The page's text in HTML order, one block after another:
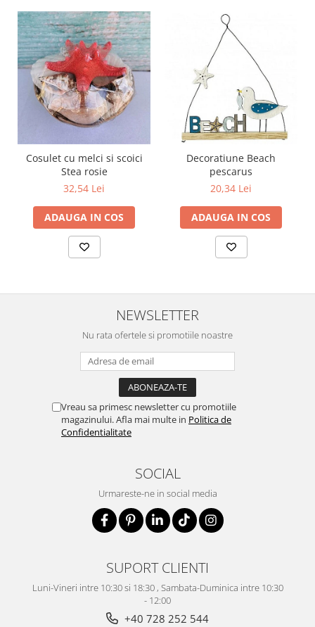
Cosulet cu melci si scoici
Stea rosie
32,54 Lei
ADAUGA IN COS
Decoratiune Beach
pescarus
20,34 Lei
ADAUGA IN COS
NEWSLETTER
Nu rata ofertele si promotiile noastre
Vreau sa primesc newsletter cu promotiile
magazinului. Afla mai multe in Politica de
Confidentialitate
SOCIAL
Urmareste-ne in social media
SUPORT CLIENTI
Luni-Vineri intre 10:30 si 18:30 , Sambata-Duminica intre 10:30
- 12:00
+40 728 252 544